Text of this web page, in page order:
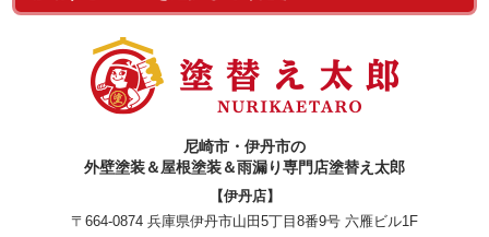
尼崎市・伊丹市の
外壁塗装＆屋根塗装＆雨漏り専門店塗替え太郎
【伊丹店】
〒664-0874 兵庫県伊丹市山田5丁目8番9号 六雁ビル1F